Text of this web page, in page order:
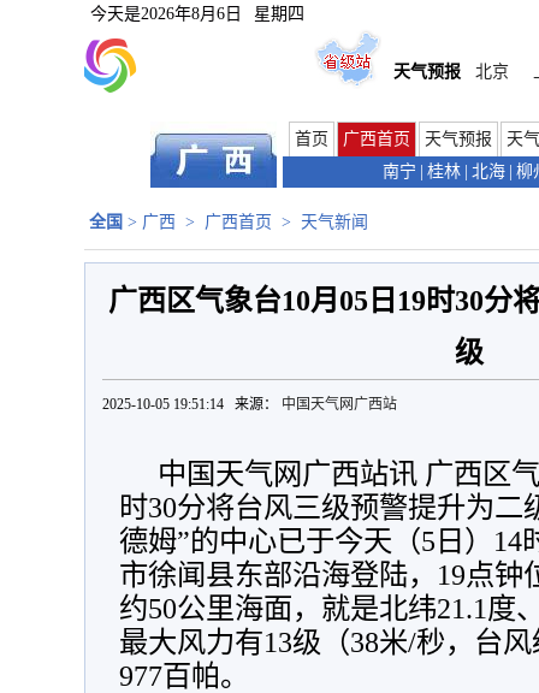
今天是2026年8月6日 星期四
天气预报 北京
首页 广西首页 天气预报
天
南宁
桂林 北海 柳
全国 > 广西 > 广西首页 > 天气新闻
广西区气象台10月05日19时30分
级
2025-10-05 19:51:14 来源： 中国天气网广西站
中国天气网广西站讯 广西区
时30分将台风三级预警提升为二
德姆”的中心已于今天（5日）14
市徐闻县东部沿海登陆，19点钟
约50公里海面，就是北纬21.1度
最大风力有13级（38米/秒，台
977百帕。